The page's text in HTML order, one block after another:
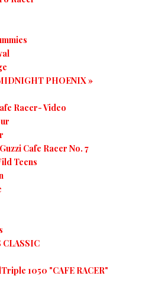
PHOENIX »
Racer- Video
Cafe Racer No. 7
Teens
CLASSIC
1050 "CAFE RACER"